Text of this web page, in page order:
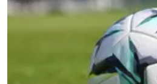
0 + Répondre
07 juillet 2026 à 13:02
"Le PSG sait en tout cas ce
Il devra laisser tomber.